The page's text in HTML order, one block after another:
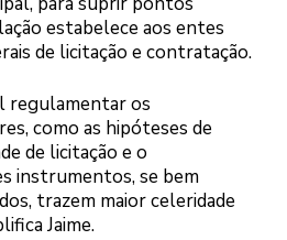
estabelece aos entes
de licitação e contratação.
regulamentar os
como as hipóteses de
de licitação e o
instrumentos, se bem
trazem maior celeridade
Jaime.